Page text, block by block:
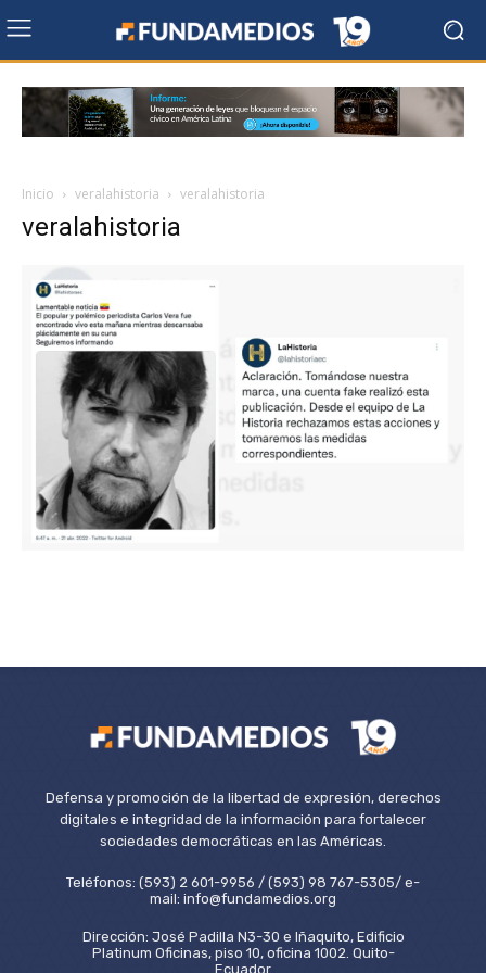
Inicio veralahistoria veralahistoria
veralahistoria
Defensa y promoción de la libertad de expresión, derechos
digitales e integridad de la información para fortalecer
sociedades democráticas en las Américas.
Teléfonos: (593) 2 601-9956 / (593) 98 767-5305/ e-
mail: info@fundamedios.org
Dirección: José Padilla N3-30 e Iñaquito, Edificio
Platinum Oficinas, piso 10, oficina 1002. Quito-
Ecuador